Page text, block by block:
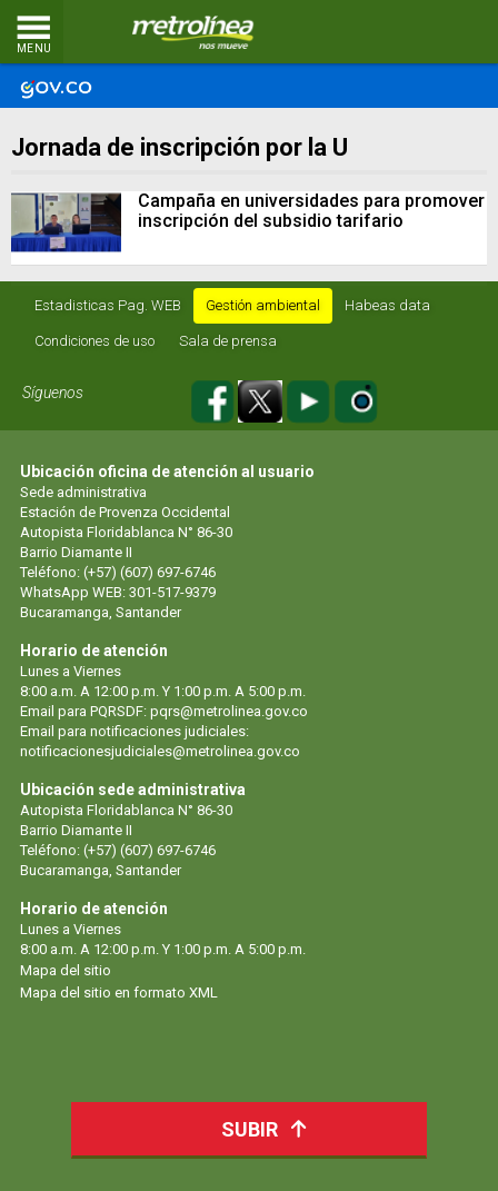
MENU
Jornada de inscripción por la U
Campaña en universidades para promover
inscripción del subsidio tarifario
Estadisticas Pag. WEB Gestión ambiental Habeas data
Condiciones de uso Sala de prensa
Síguenos
Ubicación oficina de atención al usuario
Sede administrativa
Estación de Provenza Occidental
Autopista Floridablanca N° 86-30
Barrio Diamante II
Teléfono: (+57) (607) 697-6746
WhatsApp WEB: 301-517-9379
Bucaramanga, Santander
Horario de atención
Lunes a Viernes
8:00 a.m. A 12:00 p.m. Y 1:00 p.m. A 5:00 p.m.
Email para PQRSDF: pqrs@metrolinea.gov.co
Email para notificaciones judiciales:
notificacionesjudiciales@metrolinea.gov.co
Ubicación sede administrativa
Autopista Floridablanca N° 86-30
Barrio Diamante II
Teléfono: (+57) (607) 697-6746
Bucaramanga, Santander
Horario de atención
Lunes a Viernes
8:00 a.m. A 12:00 p.m. Y 1:00 p.m. A 5:00 p.m.
Mapa del sitio
Mapa del sitio en formato XML
SUBIR